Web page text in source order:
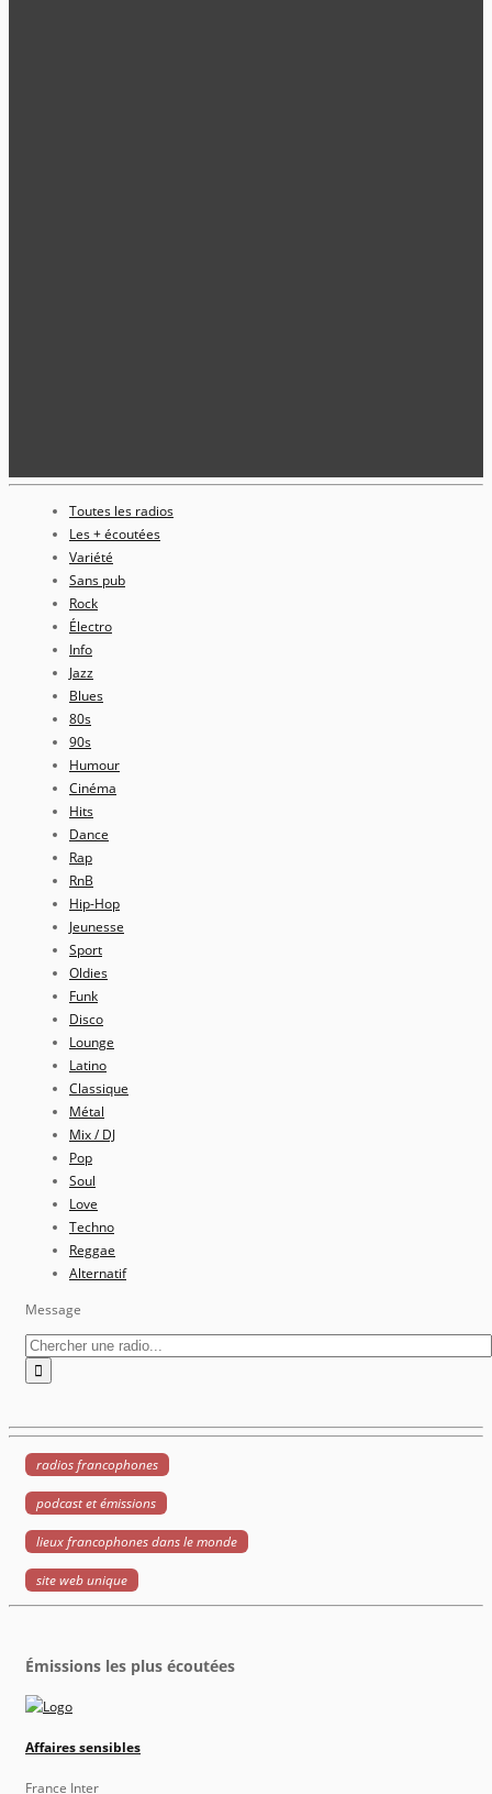
Toutes les radios
Les + écoutées
Variété
Sans pub
Rock
Électro
Info
Jazz
Blues
80s
90s
Humour
Cinéma
Hits
Dance
Rap
RnB
Hip-Hop
Jeunesse
Sport
Oldies
Funk
Disco
Lounge
Latino
Classique
Métal
Mix / DJ
Pop
Soul
Love
Techno
Reggae
Alternatif
Message
radios francophones
podcast et émissions
lieux francophones dans le monde
site web unique
Émissions les plus écoutées
Affaires sensibles
France Inter